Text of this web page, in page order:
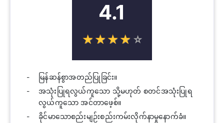
4.1
☆☆☆☆ ☆
★★★★ ★
မြန်ဆန်စွာအတည်ပြုခြင်း။
အသုံးပြုရလွယ်ကူသော သို့မဟုတ် စတင်အသုံးပြုရ
လွယ်ကူသော အင်တာဖေ့စ်။
ခိုင်မာသောစည်းမျဉ်းစည်းကမ်းလိုက်နာမှုနောက်ခံ။